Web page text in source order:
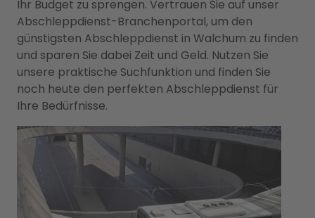
Ihr Budget zu sprengen. Vertrauen Sie auf unser
Abschleppdienst-Branchenportal, um den
günstigsten Abschleppdienst in Walchum zu finden
und sparen Sie dabei Zeit und Geld. Nutzen Sie
unsere praktische Suchfunktion und finden Sie
noch heute den perfekten Abschleppdienst für
Ihre Bedürfnisse.